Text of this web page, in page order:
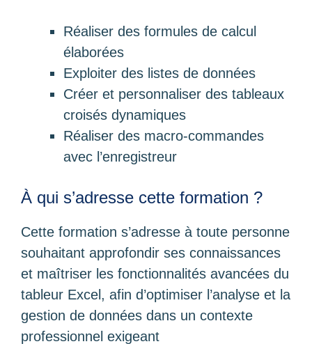
Réaliser des formules de calcul
élaborées
Exploiter des listes de données
Créer et personnaliser des tableaux
croisés dynamiques
Réaliser des macro-commandes
avec l’enregistreur
À qui s’adresse cette formation ?
Cette formation s’adresse à toute personne
souhaitant approfondir ses connaissances
et maîtriser les fonctionnalités avancées du
tableur Excel, afin d’optimiser l’analyse et la
gestion de données dans un contexte
professionnel exigeant